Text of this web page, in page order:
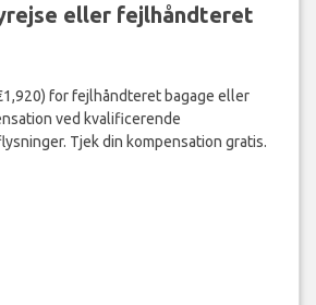
eller fejlhåndteret
for fejlhåndteret bagage eller
ved kvalificerende
Tjek din kompensation gratis.